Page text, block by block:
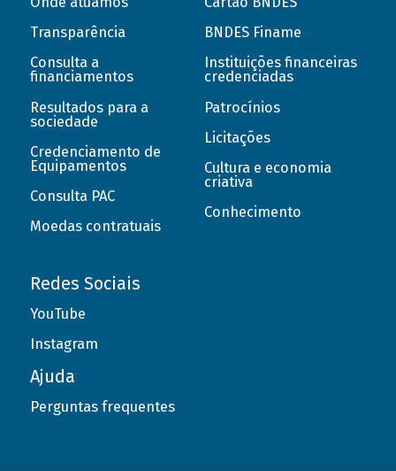
Transparência
Consulta a
financiamentos
Resultados para a
sociedade
Credenciamento de
Equipamentos
Consulta PAC
Moedas contratuais
BNDES Finame
Instituições financeiras
credenciadas
Patrocínios
Licitações
Cultura e economia
criativa
Conhecimento
Redes Sociais
YouTube
Instagram
Ajuda
Perguntas frequentes